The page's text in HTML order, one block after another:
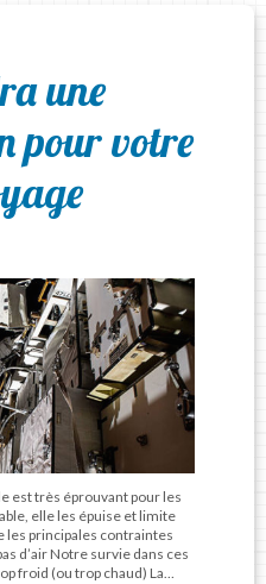
une
pour votre
est très éprouvant pour les
elle les épuise et limite
les principales contraintes
d’air Notre survie dans ces
froid (ou trop chaud) La…